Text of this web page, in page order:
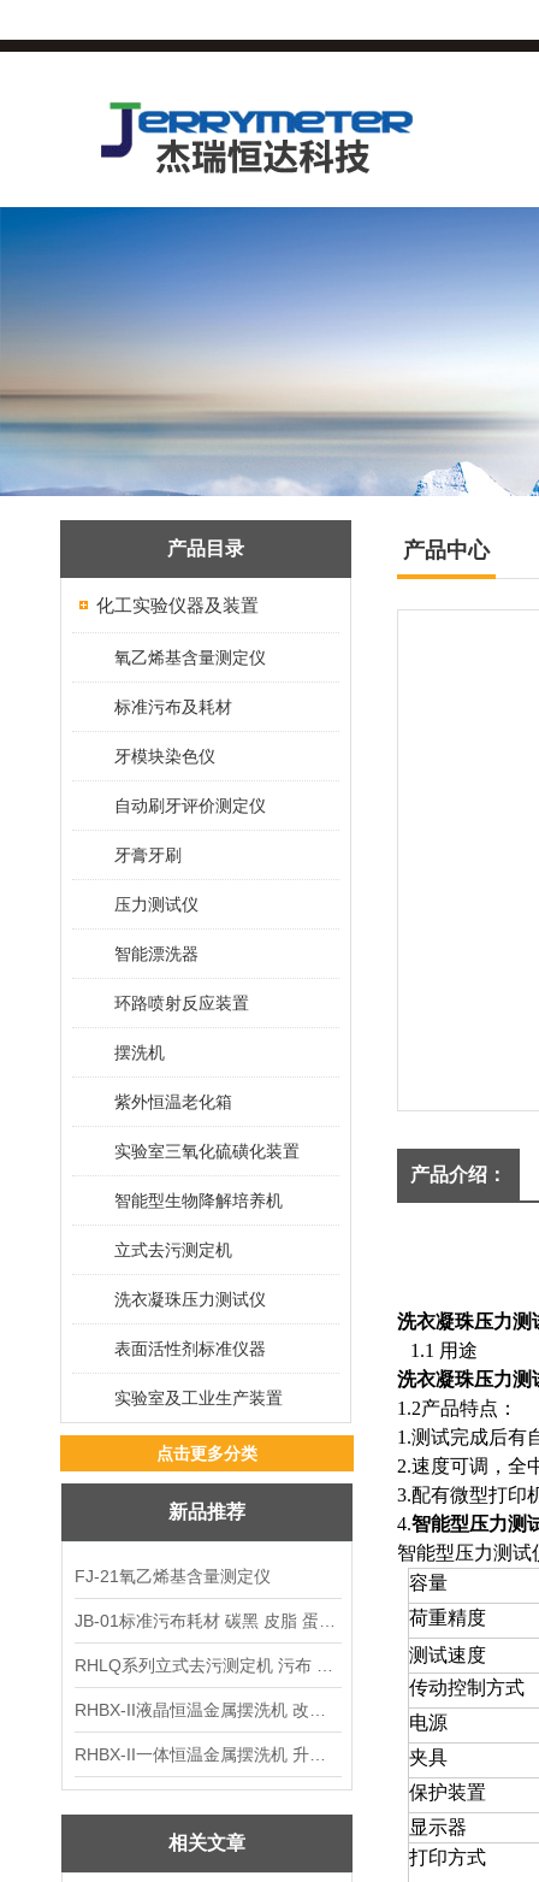
产品目录
化工实验仪器及装置
氧乙烯基含量测定仪
标准污布及耗材
牙模块染色仪
自动刷牙评价测定仪
牙膏牙刷
压力测试仪
智能漂洗器
环路喷射反应装置
摆洗机
紫外恒温老化箱
实验室三氧化硫磺化装置
智能型生物降解培养机
立式去污测定机
洗衣凝珠压力测试仪
表面活性剂标准仪器
实验室及工业生产装置
点击更多分类
新品推荐
FJ-21氧乙烯基含量测定仪
相关文章
产品中心
产品介绍：
洗衣凝珠压力测
1.1 用途
洗衣凝珠压力测
1.2产品特点：
1.测试完成后有
2.速度可调，全
3.配有微型打印
4.智能型压力测
智能型压力测试
容量
荷重精度
测试速度
传动控制方式
电源
夹具
保护装置
显示器
打印方式